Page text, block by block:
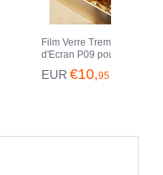
Film Verre Trempe
d'Ecran P09 pour Apple
14 Pro Max Clair
EUR €10,95